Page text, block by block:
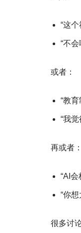
“这
“不
或者：
“教
“我
再或者：
“AI
“你
很多讨